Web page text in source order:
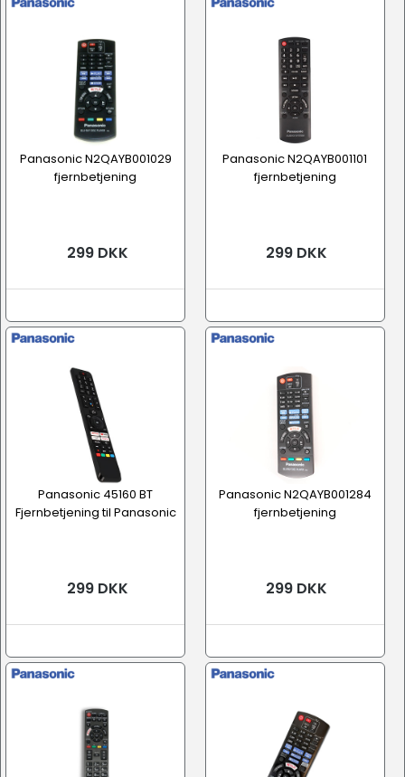
Panasonic N2QAYB001029
fjernbetjening
299 DKK
Panasonic N2QAYB001101
fjernbetjening
299 DKK
Panasonic 45160 BT
Fjernbetjening til Panasonic
299 DKK
Panasonic N2QAYB001284
fjernbetjening
299 DKK